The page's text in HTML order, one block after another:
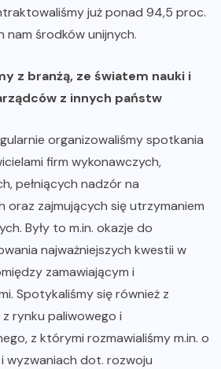
już ponad 94,5 proc.
nam środków unijnych.
z branżą, ze światem nauki i
z innych państw
organizowaliśmy spotkania
firm wykonawczych,
pełniących nadzór na
oraz zajmujących się utrzymaniem
Były to m.in. okazje do
najważniejszych kwestii w
zamawiającym i
Spotykaliśmy się również z
rynku paliwowego i
z którymi rozmawialiśmy m.in. o
i wyzwaniach dot. rozwoju